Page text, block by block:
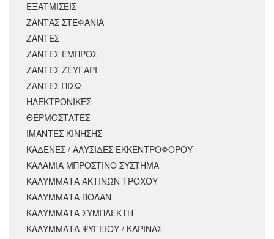
ΕΞΑΤΜΙΣΕΙΣ
ΖΑΝΤΑΣ ΣΤΕΦΑΝΙΑ
ΖΑΝΤΕΣ
ΖΑΝΤΕΣ ΕΜΠΡΟΣ
ΖΑΝΤΕΣ ΖΕΥΓΑΡΙ
ΖΑΝΤΕΣ ΠΙΣΩ
ΗΛΕΚΤΡΟΝΙΚΕΣ
ΘΕΡΜΟΣΤΑΤΕΣ
ΙΜΑΝΤΕΣ ΚΙΝΗΣΗΣ
ΚΑΔΕΝΕΣ / ΑΛΥΣΙΔΕΣ ΕΚΚΕΝΤΡΟΦΟΡΟΥ
ΚΑΛΑΜΙΑ ΜΠΡΟΣΤΙΝΟ ΣΥΣΤΗΜΑ
ΚΑΛΥΜΜΑΤΑ ΑΚΤΙΝΩΝ ΤΡΟΧΟΥ
ΚΑΛΥΜΜΑΤΑ ΒΟΛΑΝ
ΚΑΛΥΜΜΑΤΑ ΣΥΜΠΛΕΚΤΗ
ΚΑΛΥΜΜΑΤΑ ΨΥΓΕΙΟΥ / ΚΑΡΙΝΑΣ